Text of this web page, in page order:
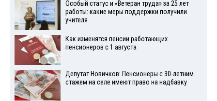
Особый статус и «Ветеран труда» за 25 лет
работы: какие меры поддержки получили
учителя
Как изменятся пенсии работающих
пенсионеров с 1 августа
Депутат Новичков: Пенсионеры с 30-летним
стажем на селе имеют право на надбавку